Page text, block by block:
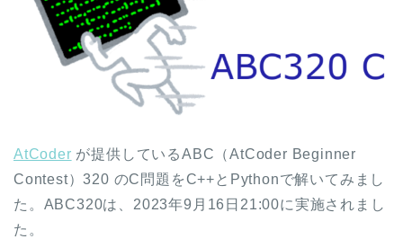
AtCoder が提供しているABC（AtCoder Beginner
Contest）320 のC問題をC++とPythonで解いてみまし
た。ABC320は、2023年9月16日21:00に実施されまし
た。